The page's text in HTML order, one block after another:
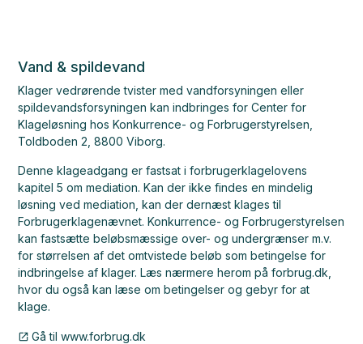
Vand & spildevand
Klager vedrørende tvister med vandforsyningen eller
spildevandsforsyningen kan indbringes for Center for
Klageløsning hos Konkurrence- og Forbrugerstyrelsen,
Toldboden 2, 8800 Viborg.
Denne klageadgang er fastsat i forbrugerklagelovens
kapitel 5 om mediation. Kan der ikke findes en mindelig
løsning ved mediation, kan der dernæst klages til
Forbrugerklagenævnet. Konkurrence- og Forbrugerstyrelsen
kan fastsætte beløbsmæssige over- og undergrænser m.v.
for størrelsen af det omtvistede beløb som betingelse for
indbringelse af klager. Læs nærmere herom på forbrug.dk,
hvor du også kan læse om betingelser og gebyr for at
klage.
Gå til www.forbrug.dk